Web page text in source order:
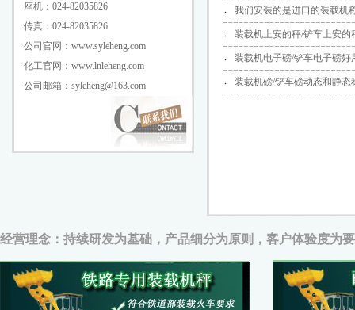
座机：024-82035826
传真：024-82035826
公司官网：www.syleheng.com
化工官网：www.lnleheng.com
公司邮箱：syleheng@163.com
我们安装的是进口的装载机
装载机上安的秤/铲车上安
装载机电子磅/铲车电子磅好
装载机磅/铲车磅动态和静态
经营理念：持续研发为基础，产品细分为原则，客户体验度为